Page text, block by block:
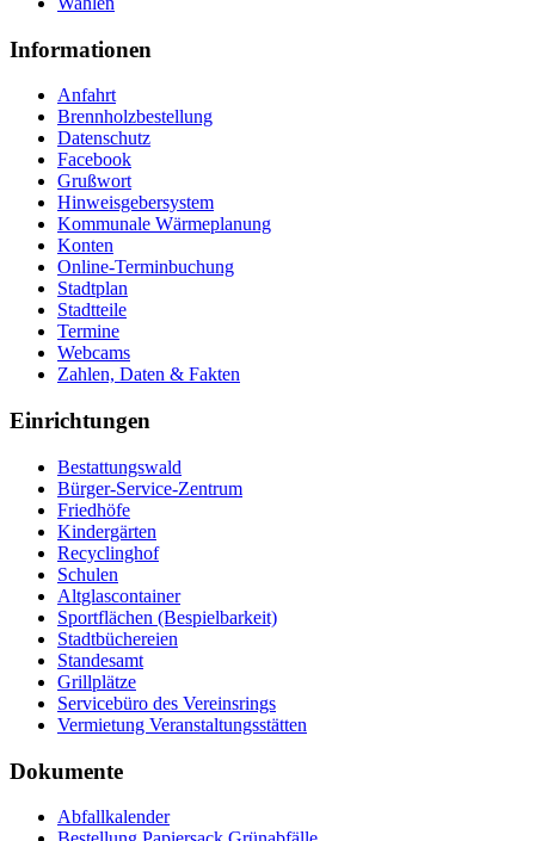
Informationen
Anfahrt
Brennholzbestellung
Datenschutz
Facebook
Grußwort
Hinweisgebersystem
Kommunale Wärmeplanung
Konten
Online-Terminbuchung
Stadtplan
Stadtteile
Termine
Webcams
Zahlen, Daten & Fakten
Einrichtungen
Bestattungswald
Bürger-Service-Zentrum
Friedhöfe
Kindergärten
Recyclinghof
Schulen
Altglascontainer
Sportflächen (Bespielbarkeit)
Stadtbüchereien
Standesamt
Grillplätze
Servicebüro des Vereinsrings
Vermietung Veranstaltungsstätten
Dokumente
Abfallkalender